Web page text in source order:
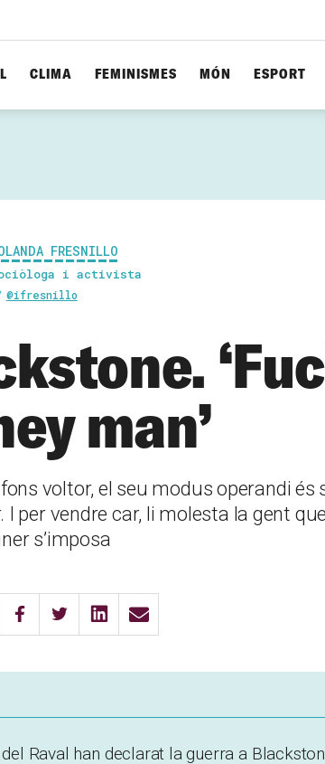
CLIMA FEMINISMES MÓN ESPORT
FRESNILLO
i activista
@ifresnillo
man’
voltor, el seu modus operandi és
I per vendre car, li molesta la gent
s’imposa
Raval han declarat la guerra a